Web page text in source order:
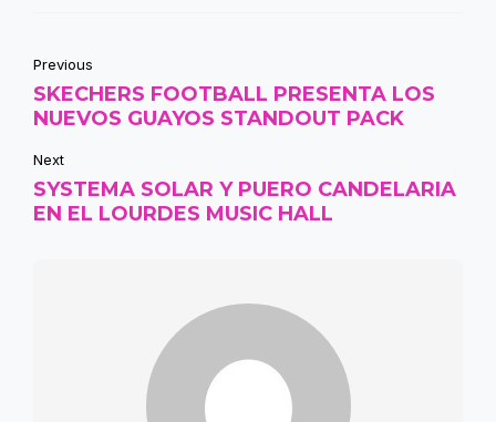
Previous
SKECHERS FOOTBALL PRESENTA LOS
NUEVOS GUAYOS STANDOUT PACK
Next
SYSTEMA SOLAR Y PUERO CANDELARIA
EN EL LOURDES MUSIC HALL